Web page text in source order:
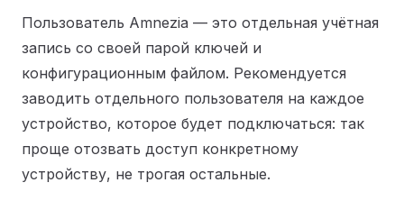
Пользователь Amnezia — это отдельная учётная
запись со своей парой ключей и
конфигурационным файлом. Рекомендуется
заводить отдельного пользователя на каждое
устройство, которое будет подключаться: так
проще отозвать доступ конкретному
устройству, не трогая остальные.